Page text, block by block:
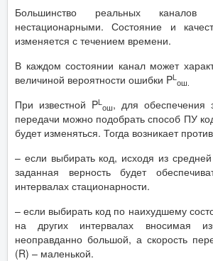
Большинство реальных каналов
нестационарными. Состояние и
изменяется с течением времени.
В каждом состоянии канал может
величиной вероятности ошибки PL
ош.
При известной PL
ош, для обеспечения
передачи можно подобрать способ ПУ
будет изменяться. Тогда возникает
– если выбирать код, исходя из
заданная верность будет
интервалах стационарности.
– если выбирать код по наихудшему
на других интервалах вносимая
неоправданно большой, а скорость
(R) – маленькой.